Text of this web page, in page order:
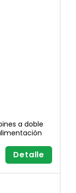
a doble
Detalle